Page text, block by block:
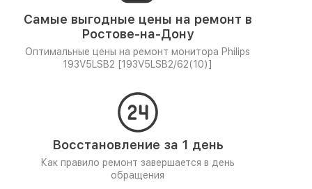
Самые выгодные цены на ремонт в
Ростове-на-Дону
Оптимальные цены на ремонт монитора Philips
193V5LSB2 [193V5LSB2/62(10)]
Восстановление за 1 день
Как правило ремонт завершается в день
обращения